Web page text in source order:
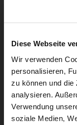
Diese Webseite
Wir verwenden
personalisieren,
zu können und die
analysieren.
Verwendung
soziale Medien,